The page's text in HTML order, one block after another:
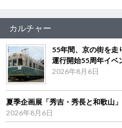
カルチャー
55年間、京の街を走
運行開始55周年イベ
2026年8月6日
夏季企画展「秀吉・秀長と和歌山
2026年8月6日